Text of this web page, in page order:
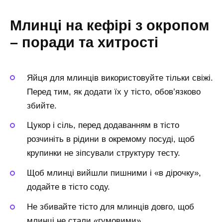
Млинці на кефірі з окропом
– поради та хитрості
Яйця для млинців використовуйте тільки свіжі.
Перед тим, як додати їх у тісто, обов’язково
збийте.
Цукор і сіль, перед додаванням в тісто
розчиніть в рідини в окремому посуді, щоб
крупинки не зіпсували структуру тесту.
Щоб млинці вийшли пишними і «в дірочку»,
додайте в тісто соду.
Не збивайте тісто для млинців довго, щоб